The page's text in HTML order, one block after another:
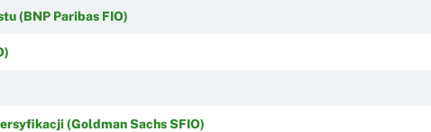
(BNP Paribas FIO)
(Goldman Sachs SFIO)